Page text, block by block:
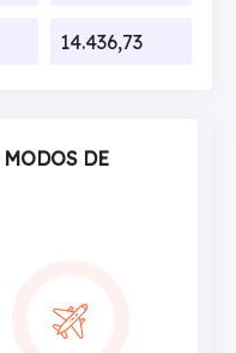
14.436,73
DE